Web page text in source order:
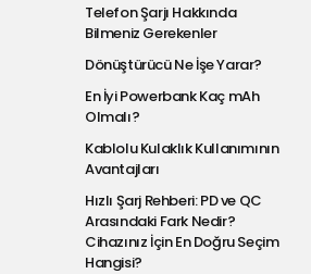
Telefon Şarjı Hakkında
Bilmeniz Gerekenler
Dönüştürücü Ne İşe Yarar?
En İyi Powerbank Kaç mAh
Olmalı?
Kablolu Kulaklık Kullanımının
Avantajları
Hızlı Şarj Rehberi: PD ve QC
Arasındaki Fark Nedir?
Cihazınız İçin En Doğru Seçim
Hangisi?